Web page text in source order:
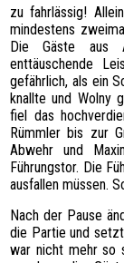
zu fahrlässig!
mindestens
Die Gäste aus
enttäuschende
gefährlich, als ein
knallte und Wolny
fiel das
Rümmler bis zur
Abwehr und
Führungstor. Die
ausfallen müssen.
Nach der Pause
die Partie und
war nicht mehr so